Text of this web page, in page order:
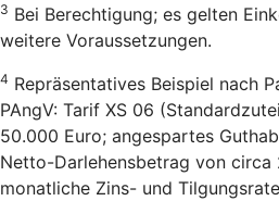
3 Bei Berechtigung; es gelten
weitere Voraussetzungen.
4 Repräsentatives Beispiel nach
PAngV: Tarif XS 06
50.000 Euro; angespartes
Netto-Darlehensbetrag von circa
monatliche Zins- und